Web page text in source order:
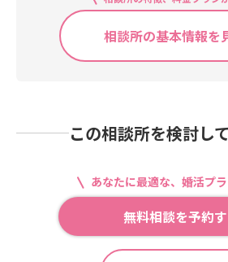
相談所の基本情報を
この相談所を検討し
あなたに最適な、婚活プ
無料相談を予約